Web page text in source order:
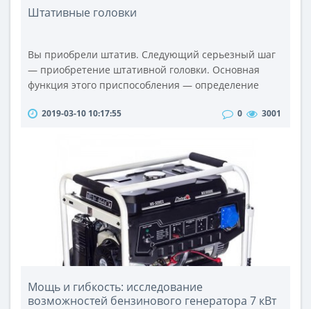
Штативные головки
Вы приобрели штатив. Следующий серьезный шаг
— приобретение штативной головки. Основная
функция этого приспособления — определение
выбору штативной головки, вы должны
этого и подбирается устройство.Виды штативных
головок:2D и 3D;шаровые;панорамные.Штативные
головки..
2019-03-10 10:17:55 0 3001
Мощь и гибкость: исследование
возможностей бензинового генератора 7 кВт